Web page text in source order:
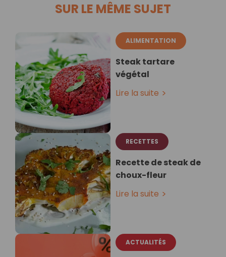
SUR LE MÊME SUJET
ALIMENTATION
Steak tartare
végétal
Lire la suite
RECETTES
Recette de steak de
choux-fleur
Lire la suite
ACTUALITÉS